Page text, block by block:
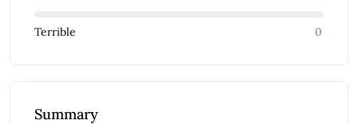
Terrible 0
Summary